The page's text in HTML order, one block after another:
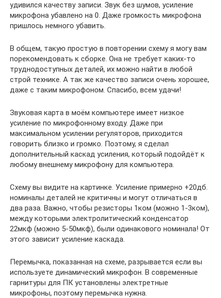
удивился качеству записи. Звук без шумов, усиление
микрофона убавлено на 0. Даже громкость микрофона
пришлось немного убавить.
В общем, такую простую в повторении схему я могу вам
порекомендовать к сборке. Она не требует каких-то
труднодоступных деталей, их можно найти в любой
строй технике. А так же качество записи очень хорошее,
даже с таким микрофоном. Спасибо, всем удачи!
Звуковая карта в моём компьютере имеет низкое
усиление по микрофонному входу. Даже при
максимальном усилении регуляторов, приходится
говорить близко и громко. Поэтому, я сделал
дополнительный каскад усиления, который подойдёт к
любому внешнему микрофону для компьютера.
Схему вы видите на картинке. Усиление примерно +20дб.
номиналы деталей не критичны и могут отличаться в
два раза. Важно, чтобы резисторы 1ком (можно 1-3ком),
между которыми электролитический конденсатор
22мкф (можно 5-50мкф), были одинакового номинала! От
этого зависит усиление каскада.
Перемычка, показанная на схеме, разрывается если вы
используете динамический микрофон. В современные
гарнитуры для ПК установлены электретные
микрофоны, поэтому перемычка нужна.